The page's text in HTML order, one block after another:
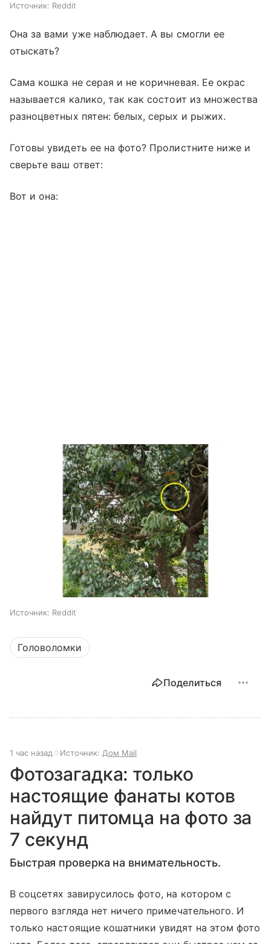
Источник: Reddit
Она за вами уже наблюдает. А вы смогли ее
отыскать?
Сама кошка не серая и не коричневая. Ее окрас
называется калико, так как состоит из множества
разноцветных пятен: белых, серых и рыжих.
Готовы увидеть ее на фото? Пролистните ниже и
сверьте ваш ответ:
Вот и она:
Источник: Reddit
Головоломки
Поделиться
1 час назад Источник: Дом Mail
Фотозагадка: только
настоящие фанаты котов
найдут питомца на фото за
7 секунд
Быстрая проверка на внимательность.
В соцсетях завирусилось фото, на котором с
первого взгляда нет ничего примечательного. И
только настоящие кошатники увидят на этом фото